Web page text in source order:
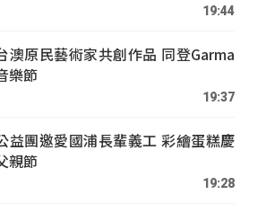
19:44
澳原民藝術家共創作品 同登Garma
樂節
19:37
益團邀愛國浦長輩義工 彩繪蛋糕慶
親節
19:28